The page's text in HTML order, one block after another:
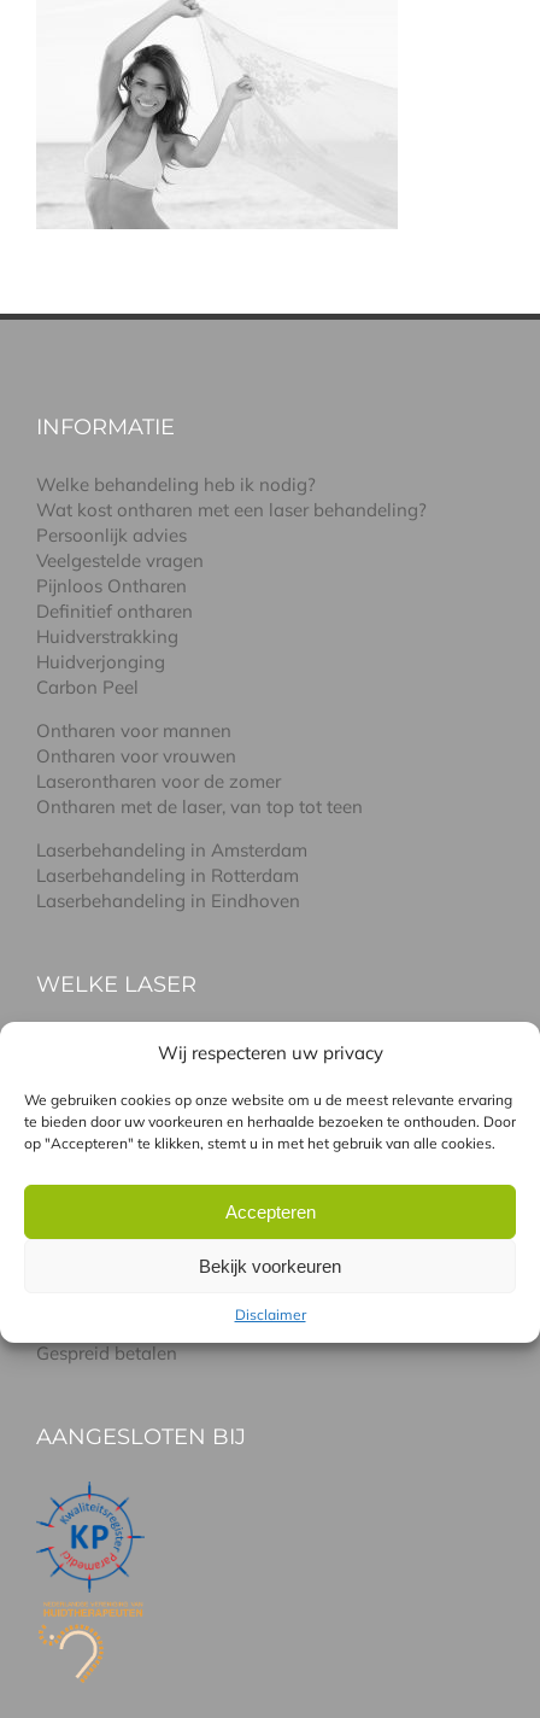
Wij respecteren uw privacy
We gebruiken cookies op onze website om u de meest relevante ervaring
te bieden door uw voorkeuren en herhaalde bezoeken te onthouden. Door
op "Accepteren" te klikken, stemt u in met het gebruik van alle cookies.
Accepteren
Bekijk voorkeuren
Disclaimer
INFORMATIE
Welke behandeling heb ik nodig?
Wat kost ontharen met een laser behandeling?
Persoonlijk advies
Veelgestelde vragen
Pijnloos Ontharen
Definitief ontharen
Huidverstrakking
Huidverjonging
Carbon Peel
Ontharen voor mannen
Ontharen voor vrouwen
Laserontharen voor de zomer
Ontharen met de laser, van top tot teen
Laserbehandeling in Amsterdam
Laserbehandeling in Rotterdam
Laserbehandeling in Eindhoven
WELKE LASER
Laseren met de Alma-Q
Laseren met de Soprano pro
Laseren met de GentleLase
Combinatie GentleLASE en Soprano pro
HANDIG
Vergoeding Zorgverzekeraars
Gespreid betalen
AANGESLOTEN BIJ